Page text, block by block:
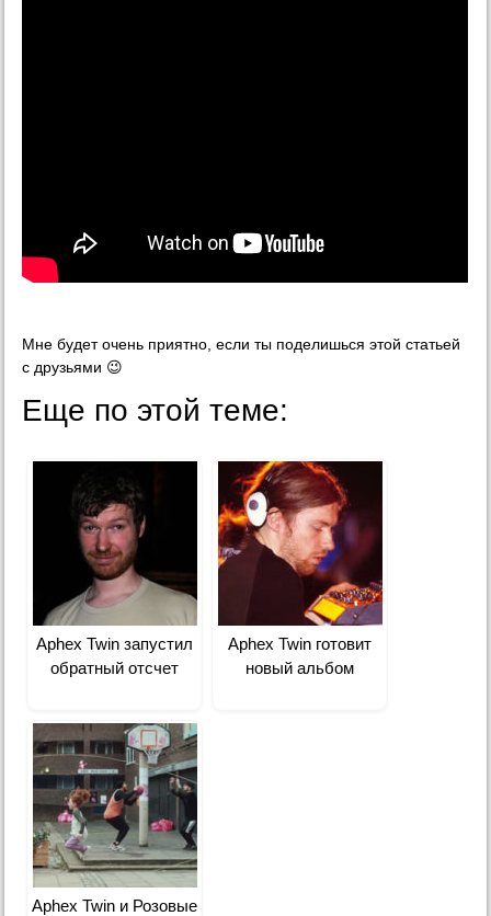
Мне будет очень приятно, если ты поделишься этой статьей
с друзьями 😉
Еще по этой теме:
Aphex Twin запустил
обратный отсчет
Aphex Twin готовит
новый альбом
Aphex Twin и Розовые